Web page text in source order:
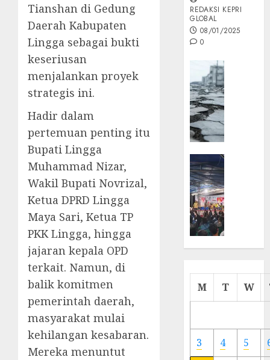
Tianshan di Gedung
Daerah Kabupaten
Lingga sebagai bukti
keseriusan
menjalankan proyek
strategis ini.
Hadir dalam
pertemuan penting itu
Bupati Lingga
Muhammad Nizar,
Wakil Bupati Novrizal,
Ketua DPRD Lingga
Maya Sari, Ketua TP
PKK Lingga, hingga
jajaran kepala OPD
terkait. Namun, di
balik komitmen
pemerintah daerah,
masyarakat mulai
kehilangan kesabaran.
Mereka menuntut
REDAKSI KEPRI
GLOBAL
08/01/2025
0
Cermin
Ibu
Kota
M T W
3 4 5